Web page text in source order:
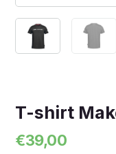
T-shirt
€39,00